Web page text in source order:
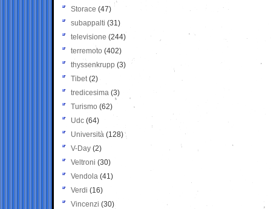
Storace (47)
subappalti (31)
televisione(244)
terremoto (402)
thyssenkrupp (3)
Tibet(2)
tredicesima (3)
Turismo (62)
Udc (64)
Università (128)
V-Day (2)
Veltroni (30)
Vendola (41)
Verdi (16)
Vincenzi (30)